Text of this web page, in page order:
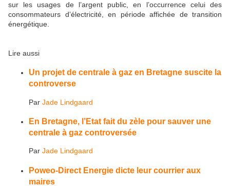
sur les usages de l’argent public, en l’occurrence celui des
consommateurs d’électricité, en période affichée de transition
énergétique.
Lire aussi
Un projet de centrale à gaz en Bretagne suscite la
controverse
Par Jade Lindgaard
En Bretagne, l’Etat fait du zèle pour sauver une
centrale à gaz controversée
Par Jade Lindgaard
Poweo-Direct Energie dicte leur courrier aux
maires